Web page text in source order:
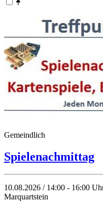
Gemeindlich
Spielenachmittag
10.08.2026 / 14:00 - 16:00
Marquartstein